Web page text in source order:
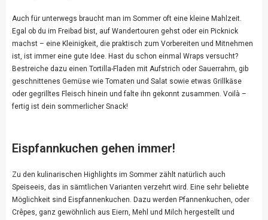
Auch für unterwegs braucht man im Sommer oft eine kleine Mahlzeit.
Egal ob du im Freibad bist, auf Wandertouren gehst oder ein Picknick
machst – eine Kleinigkeit, die praktisch zum Vorbereiten und Mitnehmen
ist, ist immer eine gute Idee. Hast du schon einmal Wraps versucht?
Bestreiche dazu einen Tortilla-Fladen mit Aufstrich oder Sauerrahm, gib
geschnittenes Gemüse wie Tomaten und Salat sowie etwas Grillkäse
oder gegrilltes Fleisch hinein und falte ihn gekonnt zusammen. Voilà –
fertig ist dein sommerlicher Snack!
Eispfannkuchen gehen immer!
Zu den kulinarischen Highlights im Sommer zählt natürlich auch
Speiseeis, das in sämtlichen Varianten verzehrt wird. Eine sehr beliebte
Möglichkeit sind Eispfannenkuchen. Dazu werden Pfannenkuchen, oder
Crêpes, ganz gewöhnlich aus Eiern, Mehl und Milch hergestellt und